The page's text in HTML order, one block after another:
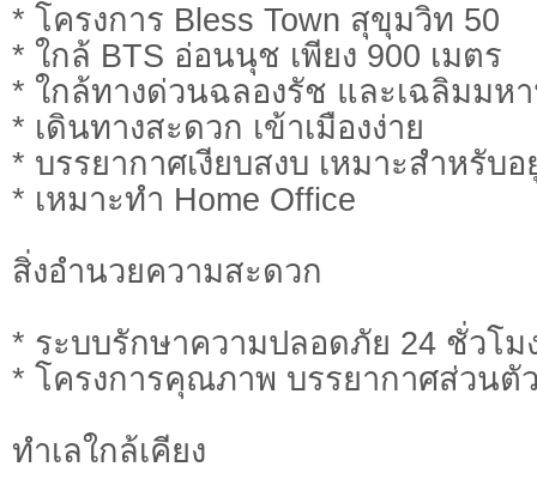
* โครงการ Bless Town สุขุมวิท 50
* ใกล้ BTS อ่อนนุช เพียง 900 เมตร
* ใกล้ทางด่วนฉลองรัช และเฉลิมมห
* เดินทางสะดวก เข้าเมืองง่าย
* บรรยากาศเงียบสงบ เหมาะสำหรับ
* เหมาะทำ Home Office
สิ่งอำนวยความสะดวก
* ระบบรักษาความปลอดภัย 24 ชั่วโม
* โครงการคุณภาพ บรรยากาศส่วนตั
ทำเลใกล้เคียง